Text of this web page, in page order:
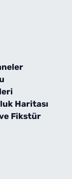
Haritası
Fikstür